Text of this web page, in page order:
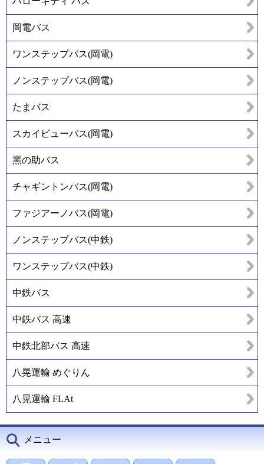
岡電バス
ワンステップバス(岡電)
ノンステップバス(岡電)
たまバス
スカイビューバス(岡電)
黑の助バス
チャギントンバス(岡電)
ファジアーノバス(岡電)
ノンステップバス(中鉄)
ワンステップバス(中鉄)
中鉄バス
中鉄バス 高速
中鉄北部バス 高速
八晃運輸 めぐりん
八晃運輸 FLAt
メニュー